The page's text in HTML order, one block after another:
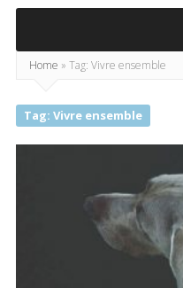
Home » Tag: Vivre ensemble
Tag: Vivre ensemble